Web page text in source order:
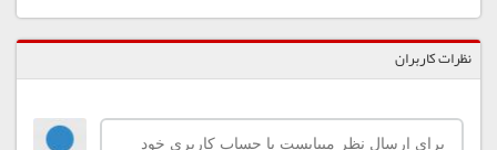
نظرات کاربران